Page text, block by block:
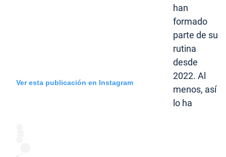
Ver esta publicación en Instagram
han
formado
parte de su
rutina
desde
2022. Al
menos, así
lo ha